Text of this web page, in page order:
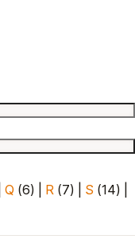
Q (6) R (7) S (14)